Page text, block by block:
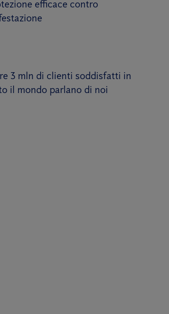
efficace contro
3 mln di clienti soddisfatti in
il mondo parlano di noi